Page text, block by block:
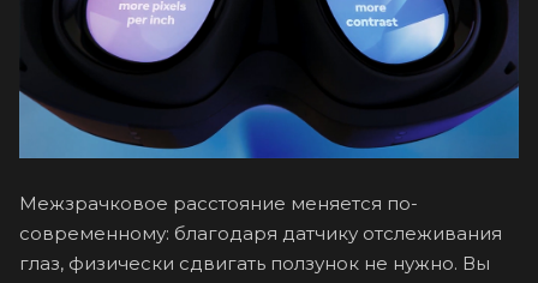
Межзрачковое расстояние меняется по-
современному: благодаря датчику отслеживания
глаз, физически сдвигать ползунок не нужно. Вы